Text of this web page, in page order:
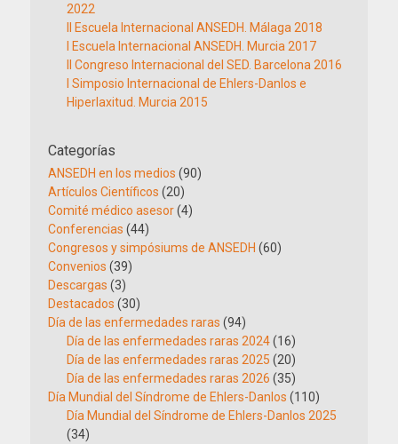
2022
II Escuela Internacional ANSEDH. Málaga 2018
I Escuela Internacional ANSEDH. Murcia 2017
II Congreso Internacional del SED. Barcelona 2016
I Simposio Internacional de Ehlers-Danlos e
Hiperlaxitud. Murcia 2015
Categorías
ANSEDH en los medios (90)
Artículos Científicos (20)
Comité médico asesor(4)
Conferencias (44)
Congresos y simpósiums de ANSEDH (60)
Convenios (39)
Descargas (3)
Destacados (30)
Día de las enfermedades raras (94)
Día de las enfermedades raras 2024(16)
Día de las enfermedades raras 2025 (20)
Día de las enfermedades raras 2026 (35)
Día Mundial del Síndrome de Ehlers-Danlos (110)
Día Mundial del Síndrome de Ehlers-Danlos 2025
(34)